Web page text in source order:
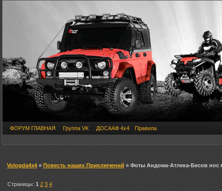
ФОРУМ ГЛАВНАЯ Группа VK ДОСААФ 4х4 Правила
Vologda4x4 » Повесть наших Приключений » Фоты Андома-Атлека-Бесов нос
Страницы:1 2 3 4